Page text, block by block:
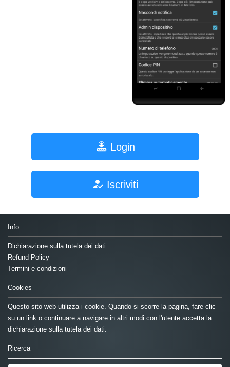
Login
Iscriviti
Info
Dichiarazione sulla tutela dei dati
Refund Policy
Termini e condizioni
Cookies
Questo sito web utilizza i cookie. Quando si scorre la pagina, fare clic
su un link o continuare a navigare in altri modi con l'utente accetta la
dichiarazione sulla tutela dei dati.
Ricerca